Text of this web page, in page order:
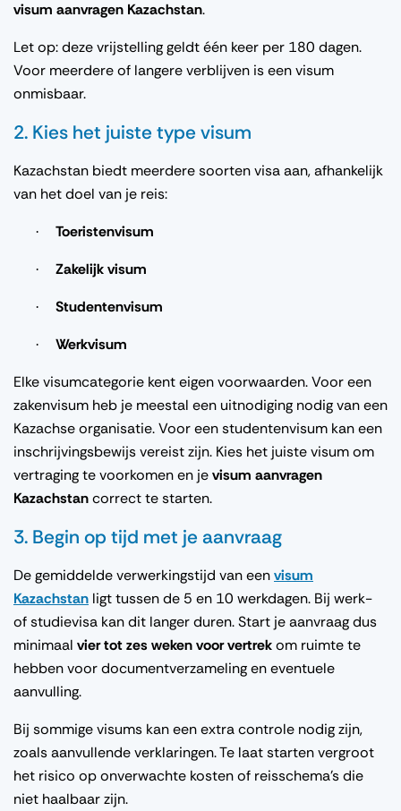
visum aanvragen Kazachstan.
Let op: deze vrijstelling geldt één keer per 180 dagen.
Voor meerdere of langere verblijven is een visum
onmisbaar.
2. Kies het juiste type visum
Kazachstan biedt meerdere soorten visa aan, afhankelijk
van het doel van je reis:
· Toeristenvisum
· Zakelijk visum
· Studentenvisum
·
Werkvisum
Elke visumcategorie kent eigen voorwaarden. Voor een
zakenvisum heb je meestal een uitnodiging nodig van een
Kazachse organisatie. Voor een studentenvisum kan een
inschrijvingsbewijs vereist zijn. Kies het juiste visum om
vertraging te voorkomen en jevisum aanvragen
Kazachstancorrect te starten.
3. Begin op tijd met je aanvraag
De gemiddelde verwerkingstijd van eenvisum
Kazachstan ligt tussen de 5 en 10 werkdagen. Bij werk-
of studievisa kan dit langer duren. Start je aanvraag dus
minimaal vier tot zes weken voor vertrekom ruimte te
hebben voor documentverzameling en eventuele
aanvulling.
Bij sommige visums kan een extra controle nodig zijn,
zoals aanvullende verklaringen. Te laat starten vergroot
het risico op onverwachte kosten of reisschema’s die
niet haalbaar zijn.